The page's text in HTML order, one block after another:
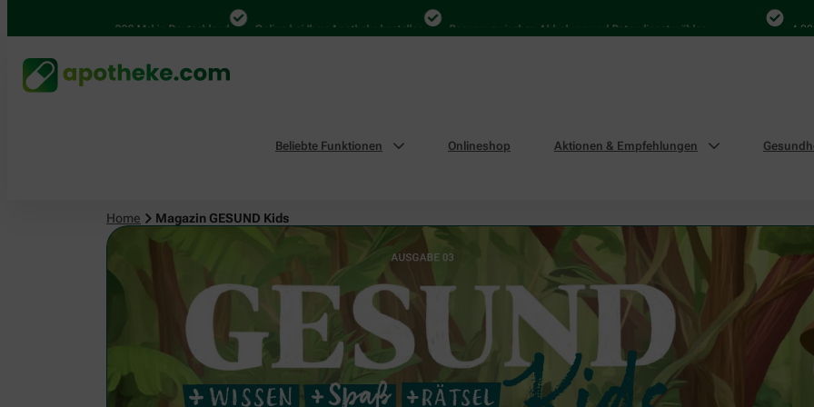
4.000 Mal in Deutschland Online bei Ihrer Apotheke bestellen Bequem zwischen Abholung und Botendienst wählen 4.000 Mal in
Beliebte Funktionen Onlineshop Aktionen & Empfehlungen
Home Magazin GESUND Kids